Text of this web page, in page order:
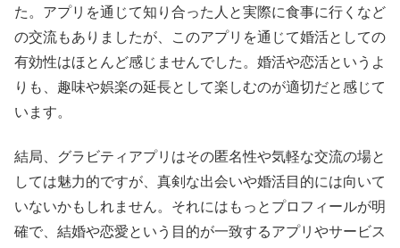
た。アプリを通じて知り合った人と実際に食事に行くなど
の交流もありましたが、このアプリを通じて婚活としての
有効性はほとんど感じませんでした。婚活や恋活というよ
りも、趣味や娯楽の延長として楽しむのが適切だと感じて
います。
結局、グラビティアプリはその匿名性や気軽な交流の場と
しては魅力的ですが、真剣な出会いや婚活目的には向いて
いないかもしれません。それにはもっとプロフィールが明
確で、結婚や恋愛という目的が一致するアプリやサービス